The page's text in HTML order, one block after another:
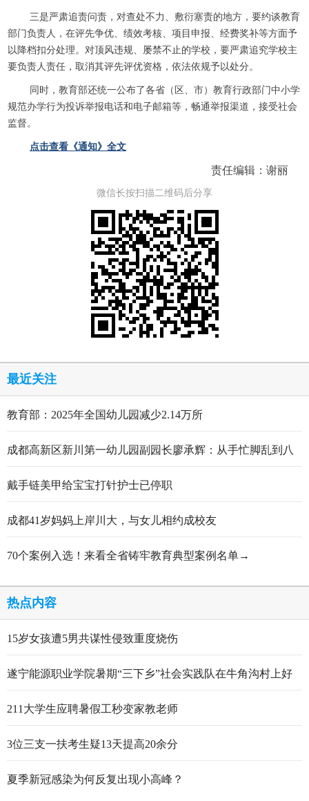
三是严肃追责问责，对查处不力、敷衍塞责的地方，要约谈教育
部门负责人，在评先争优、绩效考核、项目申报、经费奖补等方面予
以降档扣分处理。对顶风违规、屡禁不止的学校，要严肃追究学校主
要负责人责任，取消其评先评优资格，依法依规予以处分。
同时，教育部还统一公布了各省（区、市）教育行政部门中小学
规范办学行为投诉举报电话和电子邮箱等，畅通举报渠道，接受社会
监督。
点击查看《通知》全文
责任编辑：谢丽
微信长按扫描二维码后分享
最近关注
教育部：2025年全国幼儿园减少2.14万所
成都高新区新川第一幼儿园副园长廖承辉：从手忙脚乱到八
戴手链美甲给宝宝打针护士已停职
成都41岁妈妈上岸川大，与女儿相约成校友
70个案例入选！来看全省铸牢教育典型案例名单→
热点内容
15岁女孩遭5男共谋性侵致重度烧伤
遂宁能源职业学院暑期“三下乡”社会实践队在牛角沟村上好
211大学生应聘暑假工秒变家教老师
3位三支一扶考生疑13天提高20余分
夏季新冠感染为何反复出现小高峰？